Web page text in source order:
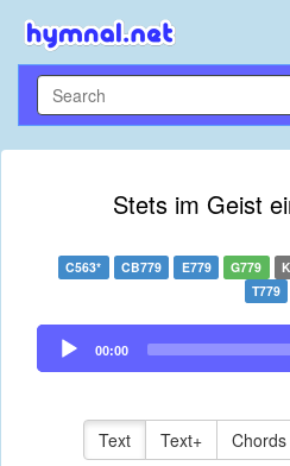
Stets im Geist
C563* CB779 E779 G779
T779
Audio
Player
00:00
Text Text+ Chords